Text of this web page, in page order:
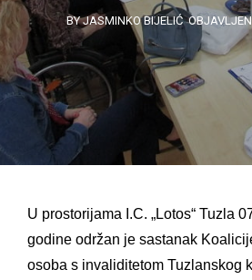
BY JASMINKO BIJELIĆ
U prostorijama I.C. „Lotos“ Tuzla
godine održan je sastanak
osoba s invaliditetom Tuzlanskog